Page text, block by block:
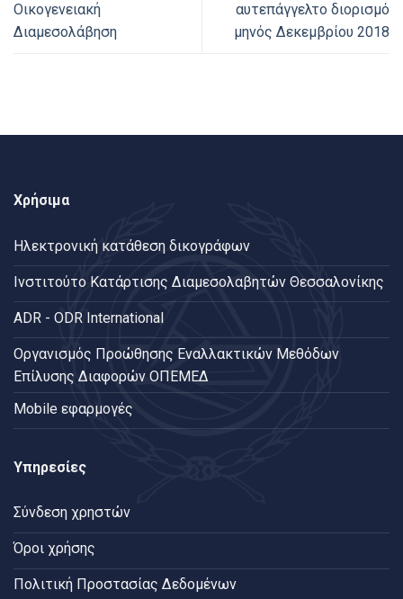
Οικογενειακή
Διαμεσολάβηση
αυτεπάγγελτο διορισμό
μηνός Δεκεμβρίου 2018
Χρήσιμα
Ηλεκτρονική κατάθεση δικογράφων
Ινστιτούτο Κατάρτισης Διαμεσολαβητών Θεσσαλονίκης
ADR - ODR International
Oργανισμός Προώθησης Εναλλακτικών Μεθόδων
Επίλυσης Διαφορών ΟΠΕΜΕΔ
Mobile εφαρμογές
Υπηρεσίες
Σύνδεση χρηστών
Όροι χρήσης
Πολιτική Προστασίας Δεδομένων